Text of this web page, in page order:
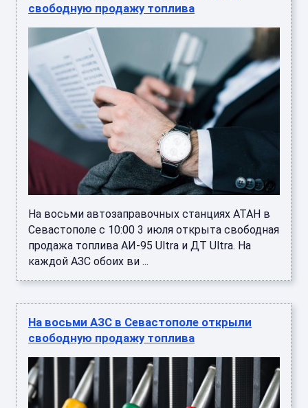
свободную продажу топлива
На восьми автозаправочных станциях АТАН в
Севастополе с 10:00 3 июля открыта свободная
продажа топлива АИ-95 Ultra и ДТ Ultra. На
каждой АЗС обоих ви ...
На восьми АЗС в Севастополе открыли
свободную продажу топлива